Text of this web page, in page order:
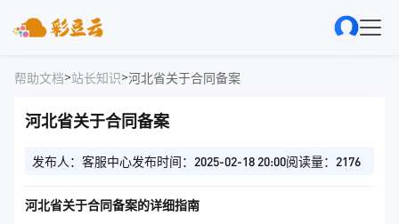
帮助文档>站长知识>河北省关于合同备案
河北省关于合同备案
发布人：客服中心发布时间：2025-02-18 20:00阅读量：2176
河北省关于合同备案的详细指南